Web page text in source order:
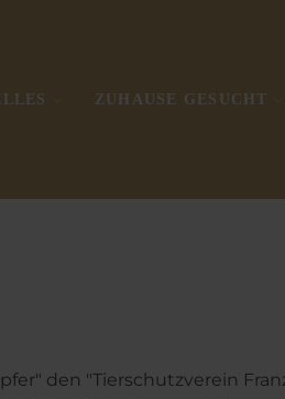
ZUHAUSE GESUCHT
den "Tierschutzverein